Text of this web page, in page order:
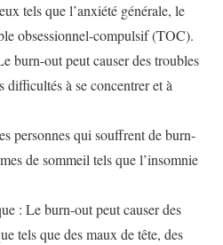
tels que l’anxiété générale, le
obsessionnel-compulsif (TOC).
burn-out peut causer des troubles
difficultés à se concentrer et à
personnes qui souffrent de burn-
de sommeil tels que l’insomnie
: Le burn-out peut causer des
tels que des maux de tête, des